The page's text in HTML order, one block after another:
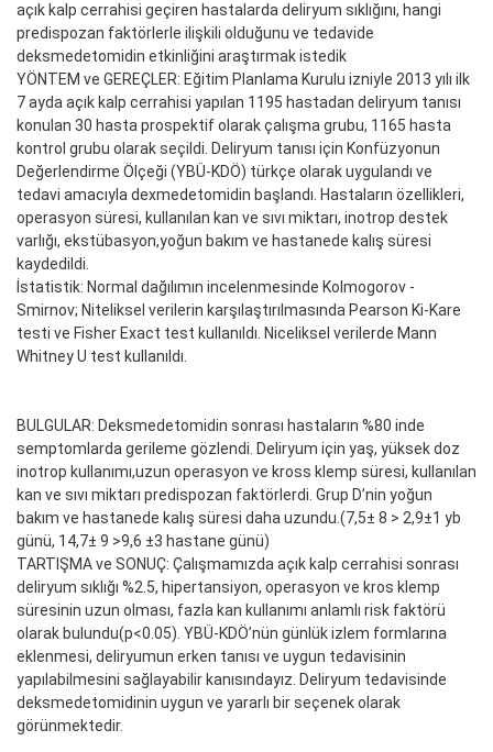
açık kalp cerrahisi geçiren hastalarda deliryum sıklığını, hangi
predispozan faktörlerle ilişkili olduğunu ve tedavide
deksmedetomidin etkinliğini araştırmak istedik
YÖNTEM ve GEREÇLER: Eğitim Planlama Kurulu izniyle 2013 yılı ilk
7 ayda açık kalp cerrahisi yapılan 1195 hastadan deliryum tanısı
konulan 30 hasta prospektif olarak çalışma grubu, 1165 hasta
kontrol grubu olarak seçildi. Deliryum tanısı için Konfüzyonun
Değerlendirme Ölçeği (YBÜ-KDÖ) türkçe olarak uygulandı ve
tedavi amacıyla dexmedetomidin başlandı. Hastaların özellikleri,
operasyon süresi, kullanılan kan ve sıvı miktarı, inotrop destek
varlığı, ekstübasyon,yoğun bakım ve hastanede kalış süresi
kaydedildi.
İstatistik: Normal dağılımın incelenmesinde Kolmogorov -
Smirnov; Niteliksel verilerin karşılaştırılmasında Pearson Ki-Kare
testi ve Fisher Exact test kullanıldı. Niceliksel verilerde Mann
Whitney U test kullanıldı.
BULGULAR: Deksmedetomidin sonrası hastaların %80 inde
semptomlarda gerileme gözlendi. Deliryum için yaş, yüksek doz
inotrop kullanımı,uzun operasyon ve kross klemp süresi, kullanılan
kan ve sıvı miktarı predispozan faktörlerdi. Grup D’nin yoğun
bakım ve hastanede kalış süresi daha uzundu.(7,5± 8 > 2,9±1 yb
günü, 14,7± 9 >9,6 ±3 hastane günü)
TARTIŞMA ve SONUÇ: Çalışmamızda açık kalp cerrahisi sonrası
deliryum sıklığı %2.5, hipertansiyon, operasyon ve kros klemp
süresinin uzun olması, fazla kan kullanımı anlamlı risk faktörü
olarak bulundu(p<0.05). YBÜ-KDÖ’nün günlük izlem formlarına
eklenmesi, deliryumun erken tanısı ve uygun tedavisinin
yapılabilmesini sağlayabilir kanısındayız. Deliryum tedavisinde
deksmedetomidinin uygun ve yararlı bir seçenek olarak
görünmektedir.